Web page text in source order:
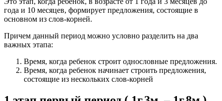
года и 10 месяцев, формирует предложения, состоящие в
основном из слов-корней.
Причем данный период можно условно разделить на два
важных этапа:
Время, когда ребенок строит однословные предложения.
Время, когда ребенок начинает строить предложения,
состоящие из нескольких слов-корней